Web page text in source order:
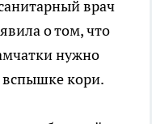
врач
о том, что
нужно
вспышке кори.